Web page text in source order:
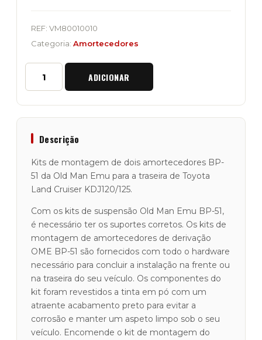
REF: VM80010010
Categoria: Amortecedores
Quantidade
Kit
Amortecedores
Traseiros
OME
BP51
Toyota
KDJ120/125
ADICIONAR
Descrição
Kits de montagem de dois amortecedores BP-
51 da Old Man Emu para a traseira de Toyota
Land Cruiser KDJ120/125.
Com os kits de suspensão Old Man Emu BP-51,
é necessário ter os suportes corretos. Os kits de
montagem de amortecedores de derivação
OME BP-51 são fornecidos com todo o hardware
necessário para concluir a instalação na frente ou
na traseira do seu veículo. Os componentes do
kit foram revestidos a tinta em pó com um
atraente acabamento preto para evitar a
corrosão e manter um aspeto limpo sob o seu
veículo. Encomende o kit de montagem do